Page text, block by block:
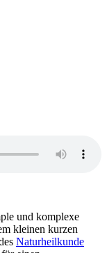
und komplexe
Naturheilkunde